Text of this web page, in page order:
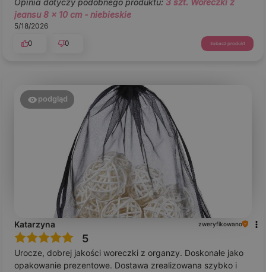
jeansu 8 x 10 cm - niebieskie
5/18/2026
0
0 zobacz produkt
podgląd
Katarzyna zweryfikowano
5
Urocze, dobrej jakości woreczki z organzy. Doskonałe jako
opakowanie prezentowe. Dostawa zrealizowana szybko i